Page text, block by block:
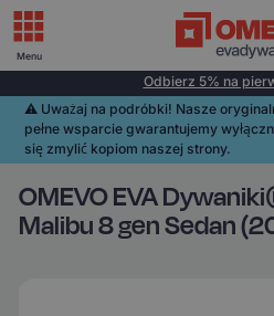
Odbierz 5% na
⚠️️ Uważaj na podróbki! Nasze
pełne wsparcie gwarantujemy
się zmylić kopiom naszej strony.
OMEVO EVA
Malibu 8 gen Sedan
Menu